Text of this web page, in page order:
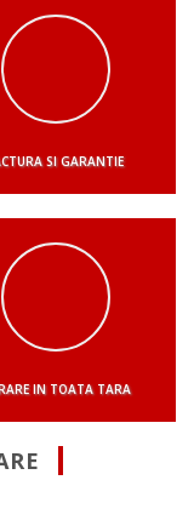
SI GARANTIE
IN TOATA TARA